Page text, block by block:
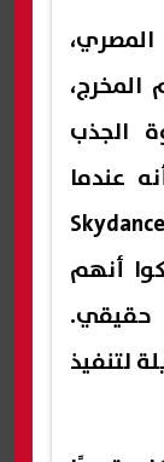
المصري،
المخرج،
الجذب
عندما
علموا أن المشروع من إنتاج Skydance
أنهم
حقيقي.
لتنفيذ